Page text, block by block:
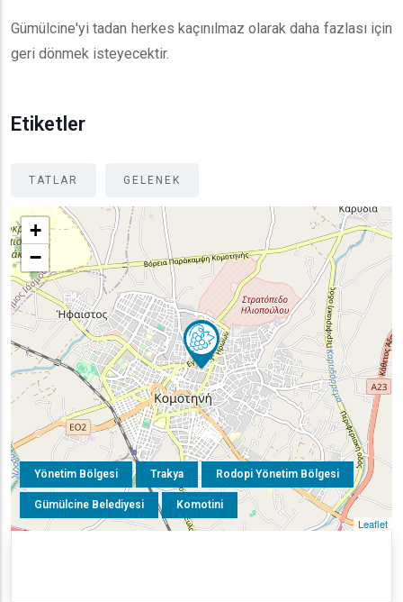
Gümülcine'yi tadan herkes kaçınılmaz olarak daha fazlası için
geri dönmek isteyecektir.
Etiketler
TATLAR GELENEK
Yönetim Bölgesi Trakya Rodopi Yönetim Bölgesi
Gümülcine Belediyesi Komotini
+
−
Leaflet